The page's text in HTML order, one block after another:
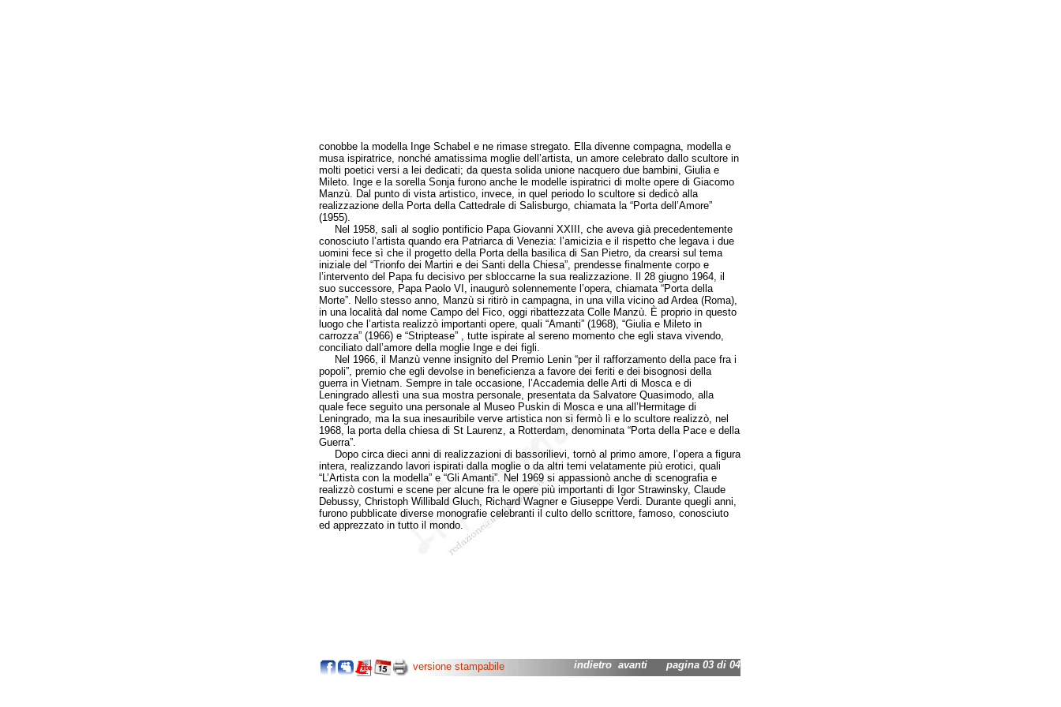
conobbe la modella Inge Schabel e ne rimase stregato. Ella divenne compagna, modella e
musa ispiratrice, nonché amatissima moglie dell’artista, un amore celebrato dallo scultore in
molti poetici versi a lei dedicati; da questa solida unione nacquero due bambini, Giulia e
Mileto. Inge e la sorella Sonja furono anche le modelle ispiratrici di molte opere di Giacomo
Manzù. Dal punto di vista artistico, invece, in quel periodo lo scultore si dedicò alla
realizzazione della Porta della Cattedrale di Salisburgo, chiamata la “Porta dell’Amore”
(1955).
Nel 1958, salì al soglio pontificio Papa Giovanni XXIII, che aveva già precedentemente
conosciuto l’artista quando era Patriarca di Venezia: l’amicizia e il rispetto che legava i due
uomini fece sì che il progetto della Porta della basilica di San Pietro, da crearsi sul tema
iniziale del “Trionfo dei Martiri e dei Santi della Chiesa”, prendesse finalmente corpo e
l’intervento del Papa fu decisivo per sbloccarne la sua realizzazione. Il 28 giugno 1964, il
suo successore, Papa Paolo VI, inaugurò solennemente l’opera, chiamata “Porta della
Morte”. Nello stesso anno, Manzù si ritirò in campagna, in una villa vicino ad Ardea (Roma),
in una località dal nome Campo del Fico, oggi ribattezzata Colle Manzù. È proprio in questo
luogo che l’artista realizzò importanti opere, quali “Amanti” (1968), “Giulia e Mileto in
carrozza” (1966) e “Striptease” , tutte ispirate al sereno momento che egli stava vivendo,
conciliato dall’amore della moglie Inge e dei figli.
Nel 1966, il Manzù venne insignito del Premio Lenin “per il rafforzamento della pace fra i
popoli”, premio che egli devolse in beneficienza a favore dei feriti e dei bisognosi della
guerra in Vietnam. Sempre in tale occasione, l’Accademia delle Arti di Mosca e di
Leningrado allestì una sua mostra personale, presentata da Salvatore Quasimodo, alla
quale fece seguito una personale al Museo Puskin di Mosca e una all’Hermitage di
Leningrado, ma la sua inesauribile verve artistica non si fermò lì e lo scultore realizzò, nel
1968, la porta della chiesa di St Laurenz, a Rotterdam, denominata “Porta della Pace e della
Guerra”.
Dopo circa dieci anni di realizzazioni di bassorilievi, tornò al primo amore, l’opera a figura
intera, realizzando lavori ispirati dalla moglie o da altri temi velatamente più erotici, quali
“L’Artista con la modella” e “Gli Amanti”. Nel 1969 si appassionò anche di scenografia e
realizzò costumi e scene per alcune fra le opere più importanti di Igor Strawinsky, Claude
Debussy, Christoph Willibald Gluch, Richard Wagner e Giuseppe Verdi. Durante quegli anni,
furono pubblicate diverse monografie celebranti il culto dello scrittore, famoso, conosciuto
ed apprezzato in tutto il mondo.
versione stampabile indietro avantipagina 03 di 04